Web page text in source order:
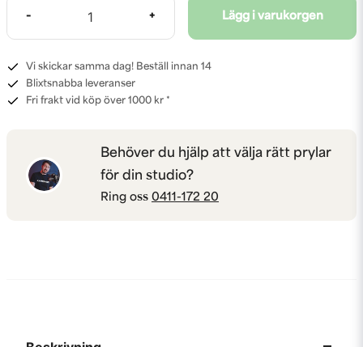
- + Lägg i varukorgen
Vi skickar samma dag! Beställ innan 14
Blixtsnabba leveranser
Fri frakt vid köp över 1000 kr *
Behöver du hjälp att välja rätt prylar
för din studio?
Ring oss 0411-172 20